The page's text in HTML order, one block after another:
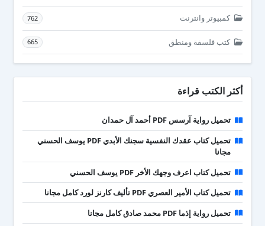
كمبيوتر وانترنت 762
كتب فلسفة ومنطق 665
أكثر الكتب قراءة
تحميل رواية آرسس PDF أحمد آل حمدان
تحميل كتاب عقدك النفسية سجنك الأبدي PDF يوسف الحسني
مجانا
تحميل كتاب اعرف وجهك الأخر PDF يوسف الحسني
تحميل كتاب الأمير العصري PDF تأليف كارنز لورد كامل مجانا
تحميل رواية إذما PDF محمد صادق كامل مجانا